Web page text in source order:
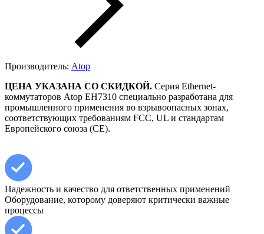
Производитель: Atop
ЦЕНА УКАЗАНА СО СКИДКОЙ. Серия Ethernet-
коммутаторов Atop EH7310 специально разработана для
промышленного применения во взрывоопасных зонах,
соответствующих требованиям FCC, UL и стандартам
Европейского союза (CE).
Надежность и качество для ответственных применений
Оборудование, которому доверяют критически важные
процессы